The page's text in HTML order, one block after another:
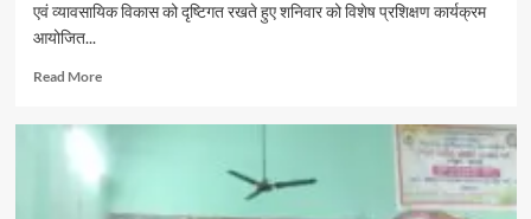
एवं व्यावसायिक विकास को दृष्टिगत रखते हुए शनिवार को विशेष प्रशिक्षण कार्यक्रम
आयोजित...
Read MoreRead
दातागंज
ब्लूमिंगडेल